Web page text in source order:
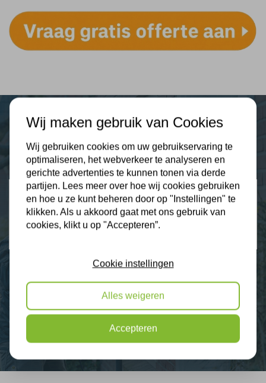
Plus Isolatie
Uw isolatie specialist
Klantbeoordelingen
2274 klanten beoordelen ons met een 9.3
Contact
Wij maken gebruik van Cookies
Wij gebruiken cookies om uw gebruikservaring te
optimaliseren, het webverkeer te analyseren en
gerichte advertenties te kunnen tonen via derde
partijen. Lees meer over hoe wij cookies gebruiken
en hoe u ze kunt beheren door op "Instellingen" te
klikken. Als u akkoord gaat met ons gebruik van
cookies, klikt u op "Accepteren”.
Cookie instellingen
Alles weigeren
Accepteren